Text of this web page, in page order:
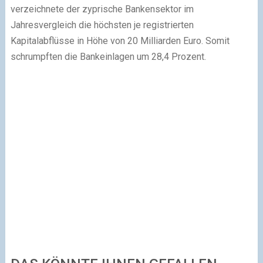
verzeichnete der zyprische Bankensektor im
Jahresvergleich die höchsten je registrierten
Kapitalabflüsse in Höhe von 20 Milliarden Euro. Somit
schrumpften die Bankeinlagen um 28,4 Prozent.